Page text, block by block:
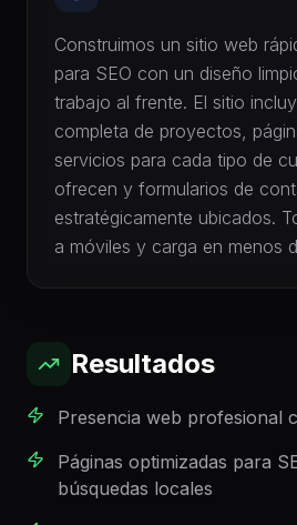
Construimos un sitio web
para SEO con un diseño
trabajo al frente. El sitio
completa de proyectos,
servicios para cada tipo de
ofrecen y formularios de
estratégicamente ubicados.
a móviles y carga en menos
Resultados
Presencia web profesional
Páginas optimizadas para
búsquedas locales